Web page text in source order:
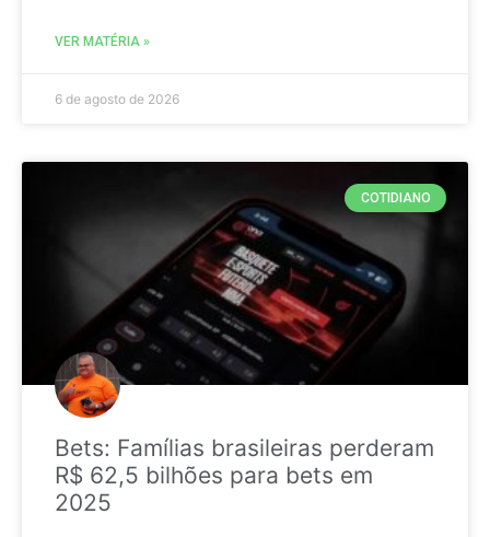
VER MATÉRIA »
6 de agosto de 2026
COTIDIANO
Bets: Famílias brasileiras perderam
R$ 62,5 bilhões para bets em
2025